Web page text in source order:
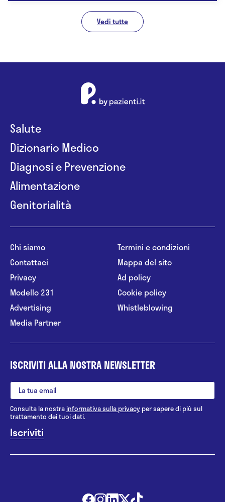
Vedi tutte
Salute
Dizionario Medico
Diagnosi e Prevenzione
Alimentazione
Genitorialità
Chi siamo
Contattaci
Privacy
Modello 231
Advertising
Media Partner
Termini e condizioni
Mappa del sito
Ad policy
Cookie policy
Whistleblowing
ISCRIVITI ALLA NOSTRA NEWSLETTER
Consulta la nostrainformativa sulla privacy per sapere di più sul
trattamento dei tuoi dati.